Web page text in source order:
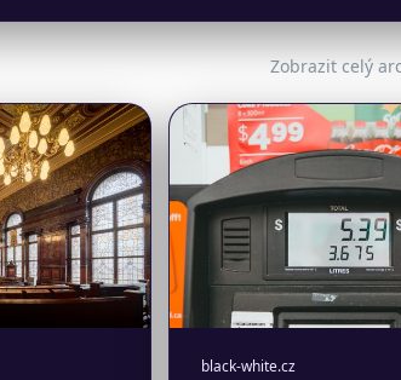
Zobrazit celý
black-white.cz